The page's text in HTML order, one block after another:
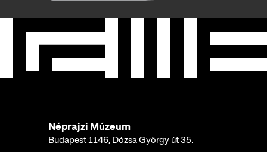
Néprajzi Múzeum
Budapest 1146, Dózsa György út 35.